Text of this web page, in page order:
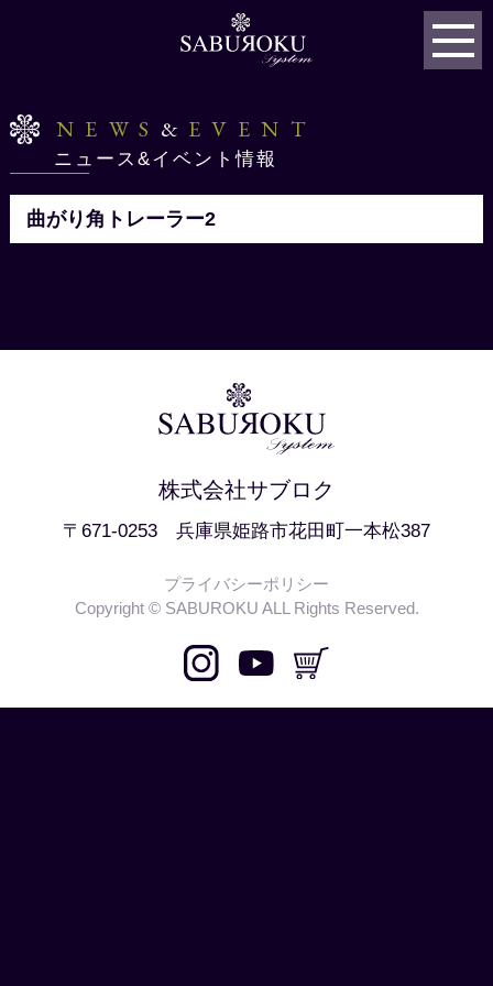
NEWS & EVENT
ニュース&イベント情報
曲がり角トレーラー2
株式会社サブロク
〒671-0253 兵庫県姫路市花田町一本松387
プライバシーポリシー
Copyright © SABUROKU ALL Rights Reserved.